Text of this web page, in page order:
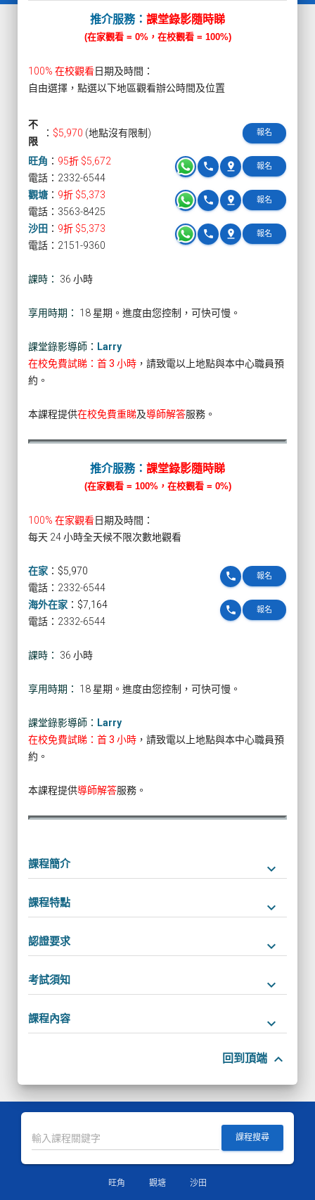
推介服務： 課堂錄影隨時睇
(在家觀看 = 0%，在校觀看 = 100%)
100% 在校觀看日期及時間：
自由選擇，點選以下地區觀看辦公時間及位置
不
限
： $5,970 (地點沒有限制) 報名
旺角 ： 95折 $5,672 報名
pin_drop
phone
電話：2332-6544
觀塘 ： 9折 $5,373 報名
pin_drop
phone
電話：3563-8425
沙田 ： 9折 $5,373 報名
pin_drop
phone
電話：2151-9360
課時： 36 小時
享用時期： 18 星期。進度由您控制，可快可慢。
課堂錄影導師： Larry
在校免費試睇：首 3 小時 ，請致電以上地點與本中心職員預
約。
本課程提供在校免費重睇及導師解答服務。
推介服務： 課堂錄影隨時睇
(在家觀看 = 100%，在校觀看 = 0%)
100% 在家觀看日期及時間：
每天 24 小時全天候不限次數地觀看
在家 ： $5,970 報名
phone
電話：2332-6544
海外在家 ： $7,164 報名
phone
電話：2332-6544
課時： 36 小時
享用時期： 18 星期。進度由您控制，可快可慢。
課堂錄影導師： Larry
在校免費試睇：首 3 小時 ，請致電以上地點與本中心職員預
約。
本課程提供導師解答服務。
課程簡介 keyboard_arrow_down
課程特點 keyboard_arrow_down
認證要求 keyboard_arrow_down
考試須知 keyboard_arrow_down
課程內容 keyboard_arrow_down
回到頂端 keyboard_arrow_up
課程搜尋
旺角 觀塘 沙田